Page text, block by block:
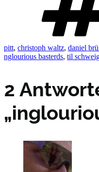
pitt, christoph waltz, daniel
nglourious basterds, til
2